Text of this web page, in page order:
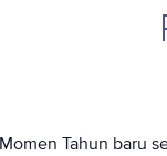
Momen Tahun baru